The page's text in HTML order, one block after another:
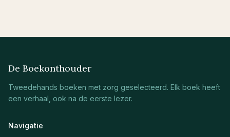
De Boekonthouder
Tweedehands boeken met zorg geselecteerd. Elk boek heeft
een verhaal, ook na de eerste lezer.
Navigatie